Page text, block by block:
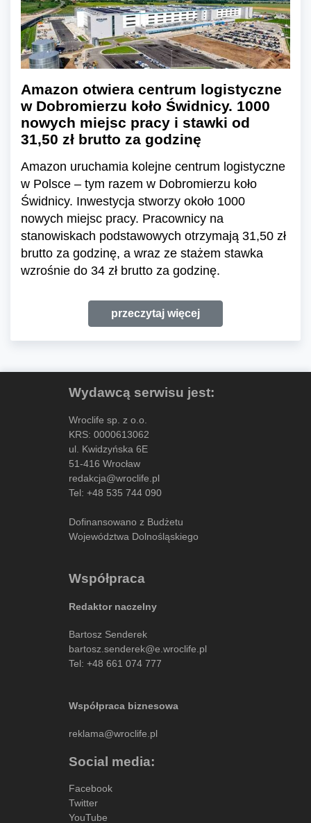
Amazon otwiera centrum logistyczne
w Dobromierzu koło Świdnicy. 1000
nowych miejsc pracy i stawki od
31,50 zł brutto za godzinę
Amazon uruchamia kolejne centrum logistyczne
w Polsce – tym razem w Dobromierzu koło
Świdnicy. Inwestycja stworzy około 1000
nowych miejsc pracy. Pracownicy na
stanowiskach podstawowych otrzymają 31,50 zł
brutto za godzinę, a wraz ze stażem stawka
wzrośnie do 34 zł brutto za godzinę.
przeczytaj więcej
Wydawcą serwisu jest:
Wroclife sp. z o.o.
KRS: 0000613062
ul. Kwidzyńska 6E
51-416 Wrocław
redakcja@wroclife.pl
Tel: +48 535 744 090
Dofinansowano z Budżetu
Województwa Dolnośląskiego
Współpraca
Redaktor naczelny
Bartosz Senderek
bartosz.senderek@e.wroclife.pl
Tel: +48 661 074 777
Współpraca biznesowa
reklama@wroclife.pl
Social media:
Facebook
Twitter
YouTube